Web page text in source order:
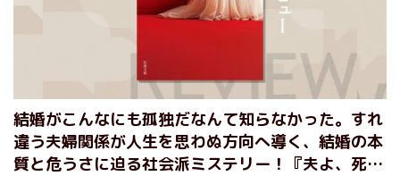
結婚がこんなにも孤独だなんて知らなかった。すれ
違う夫婦関係が人生を思わぬ方向へ導く、結婚の本
質と危うさに迫る社会派ミステリー！『夫よ、死ん